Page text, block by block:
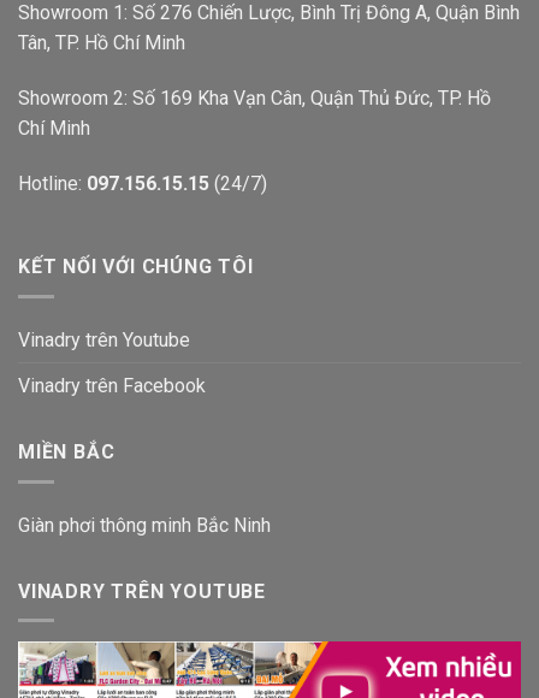
Showroom 1: Số 276 Chiến Lược, Bình Trị Đông A, Quận Bình
Tân, TP. Hồ Chí Minh
Showroom 2: Số 169 Kha Vạn Cân, Quận Thủ Đức, TP. Hồ
Chí Minh
Hotline: 097.156.15.15 (24/7)
KẾT NỐI VỚI CHÚNG TÔI
Vinadry trên Youtube
Vinadry trên Facebook
MIỀN BẮC
Giàn phơi thông minh Bắc Ninh
VINADRY TRÊN YOUTUBE